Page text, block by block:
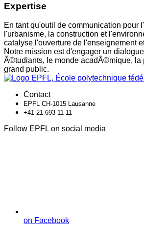
Expertise
En tant qu'outil de communication pour
l'urbanisme, la construction et
catalyse l'ouverture de l'enseignement
Notre mission est d'engager un
Ã©tudiants, le monde acadÃ©mique, la
grand public.
Contact
EPFL CH-1015 Lausanne
+41 21 693 11 11
Follow EPFL on social media
on Facebook